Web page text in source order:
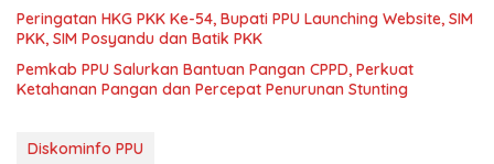
Peringatan HKG PKK Ke-54, Bupati PPU Launching Website, SIM
PKK, SIM Posyandu dan Batik PKK
Pemkab PPU Salurkan Bantuan Pangan CPPD, Perkuat
Ketahanan Pangan dan Percepat Penurunan Stunting
Diskominfo PPU